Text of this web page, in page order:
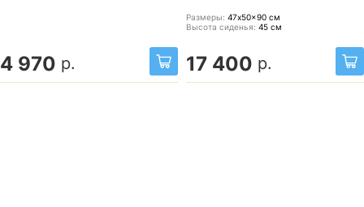
4 970 р.
Размеры: 47x50x90 см
Высота сиденья: 45 см
17 400 р.